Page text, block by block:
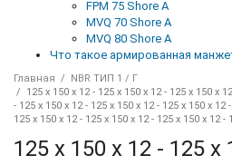
FPM 75 Shore A
MVQ 70 Shore A
MVQ 80 Shore A
Что такое армированная
Главная
NBR ТИП 1 / Г
125 x 150 x 12 - 125 x 150 x 12 - 125 x 150 x
- 125 x 150 x 12 - 125 x 150 x 12 - 125 x 150 x 12
125 x 150 x 12 - 125 x 150 x 12 - 125 x 150 x 12 -
125 x 150 x 12 - 125 x